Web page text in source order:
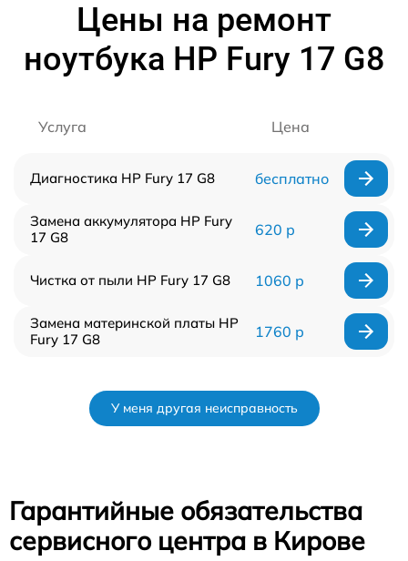
Цены на ремонт
ноутбука HP Fury 17 G8
Услуга Цена
Диагностика HP Fury 17 G8 бесплатно
Замена аккумулятора HP Fury
17 G8
620 р
Чистка от пыли HP Fury 17 G8 1060 р
Замена материнской платы HP
Fury 17 G8
1760 р
У меня другая неисправность
Гарантийные обязательства
сервисного центра в Кирове